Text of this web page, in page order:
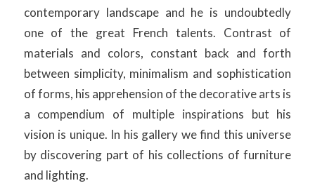
contemporary landscape and he is undoubtedly
one of the great French talents. Contrast of
materials and colors, constant back and forth
between simplicity, minimalism and sophistication
of forms, his apprehension of the decorative arts is
a compendium of multiple inspirations but his
vision is unique. In his gallery we find this universe
by discovering part of his collections of furniture
and lighting.